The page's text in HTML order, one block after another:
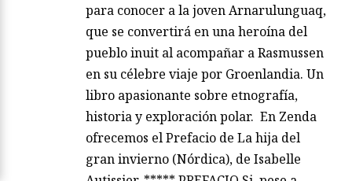
para conocer a la joven Arnarulunguaq,
que se convertirá en una heroína del
pueblo inuit al acompañar a Rasmussen
en su célebre viaje por Groenlandia. Un
libro apasionante sobre etnografía,
historia y exploración polar. En Zenda
ofrecemos el Prefacio de La hija del
gran invierno (Nórdica), de Isabelle